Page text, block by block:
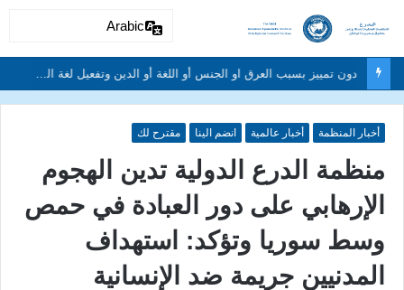
دون تمييز بسبب العرق او الجنس أو اللغة أو الدين وتفعيل لغة الحوار والتعايش السلمي ونبذ العنف والتطرف والتمييز العنصري
أخبار المنظمة أخبار عالمية انضم الينا مقترح لك
منظمة الدرع الدولية تدين الهجوم
الإرهابي على دور العبادة في حمص
وسط سوريا وتؤكد: استهداف
المدنيين جريمة ضد الإنسانية
Arabic